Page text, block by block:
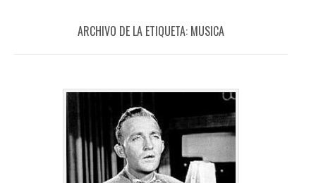
ARCHIVO DE LA ETIQUETA: MUSICA